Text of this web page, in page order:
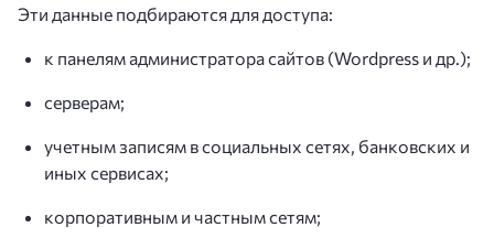
Эти данные подбираются для доступа:
к панелям администратора сайтов (Wordpress и др.);
серверам;
учетным записям в социальных сетях, банковских и
иных сервисах;
корпоративным и частным сетям;